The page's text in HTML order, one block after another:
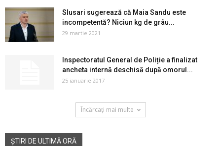
Slusari sugerează că Maia Sandu este
incompetentă? Niciun kg de grâu...
29 martie 2021
Inspectoratul General de Poliție a finalizat
ancheta internă deschisă după omorul...
25 ianuarie 2017
Încărcați mai multe
ȘTIRI DE ULTIMĂ ORĂ